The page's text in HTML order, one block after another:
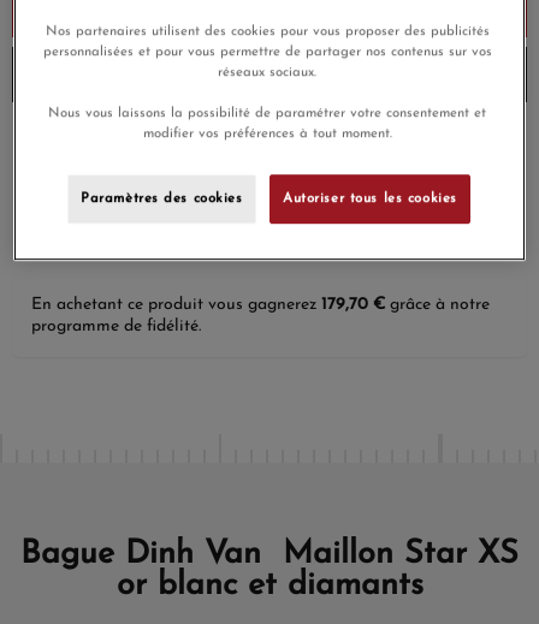
Livré chez vous en 3 à 4 jours
remboursé
En achetant ce produit vous gagnerez 179,70 € grâce à notre
programme de fidélité.
Bague Dinh Van Maillon Star XS
or blanc et diamants
Nos partenaires utilisent des cookies pour vous proposer des publicités
personnalisées et pour vous permettre de partager nos contenus sur vos
réseaux sociaux.
Nous vous laissons la possibilité de paramétrer votre consentement et
modifier vos préférences à tout moment.
Paramètres des cookies Autoriser tous les cookies